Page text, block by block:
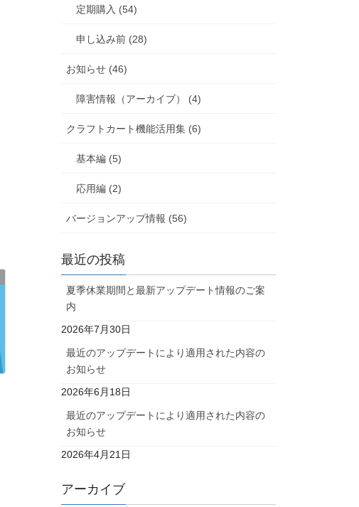
定期購入 (54)
申し込み前 (28)
お知らせ (46)
障害情報（アーカイブ） (4)
クラフトカート機能活用集 (6)
基本編 (5)
応用編 (2)
バージョンアップ情報 (56)
最近の投稿
夏季休業期間と最新アップデート情報のご案
内
2026年7月30日
最近のアップデートにより適用された内容の
お知らせ
2026年6月18日
最近のアップデートにより適用された内容の
お知らせ
2026年4月21日
アーカイブ